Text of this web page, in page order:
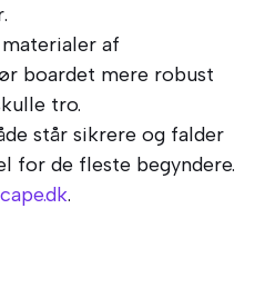
af
boardet mere robust
tro.
står sikrere og falder
for de fleste begyndere.
.